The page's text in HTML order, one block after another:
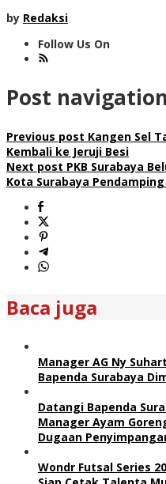
by Redaksi
Follow Us On
Post navigation
Previous post Kangen Sel
Kembali ke Jeruji Besi
Next post PKB Surabaya
Kota Surabaya
Baca juga
Manager AG Ny
Bapenda Surabaya
Datangi Bapenda
Manager Ayam
Dugaan
Wondr Futsal Series